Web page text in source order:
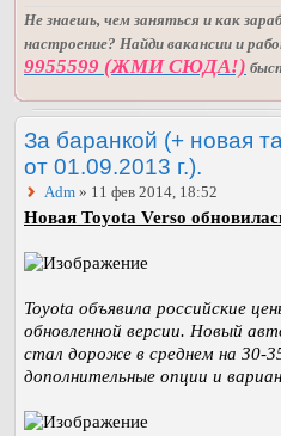
Не знаешь, чем заняться и как
настроение? Найди вакансии и
9955599 (ЖМИ СЮДА!)
За баранкой (+ новая
от 01.09.2013 г.).
Adm » 11 фев 2014, 18:52
Новая Toyota Verso
Toyota объявила российские
обновленной версии. Новый
стал дороже в среднем на 30-
дополнительные опции и